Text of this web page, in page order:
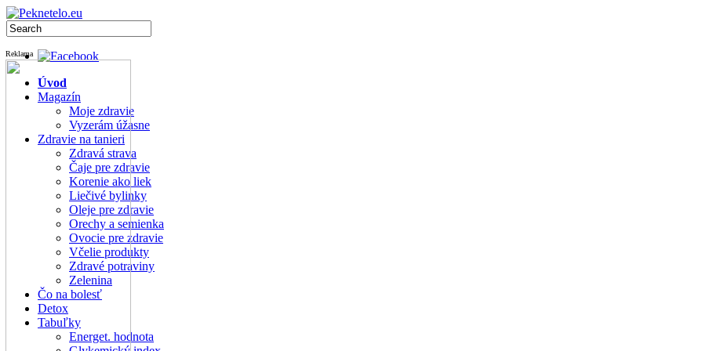
Reklama
Úvod
Magazín
Moje zdravie
Vyzerám úžasne
Zdravie na tanieri
Zdravá strava
Čaje pre zdravie
Korenie ako liek
Liečivé bylinky
Oleje pre zdravie
Orechy a semienka
Ovocie pre zdravie
Včelie produkty
Zdravé potraviny
Zelenina
Čo na bolesť
Detox
Tabuľky
Energet. hodnota